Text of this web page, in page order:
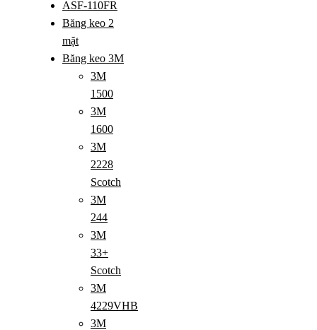
ASF-110FR
Băng keo 2
mặt
Băng keo 3M
3M
1500
3M
1600
3M
2228
Scotch
3M
244
3M
33+
Scotch
3M
4229VHB
3M